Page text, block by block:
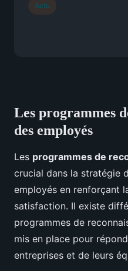
Les programmes
des employés
Les programmes de
crucial dans la stratégie
employés en renforçant
satisfaction. Il existe
programmes de
mis en place pour
entreprises et de leurs
Actu